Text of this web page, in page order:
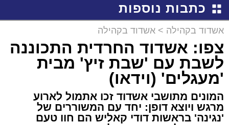
כתבות נוספות
אשדוד בקהילה > אשדוד בקהילה
צפו: אשדוד החרדית התכוננה
לשבת עם 'שבת זיץ' מבית
'מעגלים' (וידאו)
המונים מתושבי אשדוד זכו אתמול לארוע
מרגש ויוצא דופן: יחד עם המשוררים של
'נגינה' בראשות דודי קאליש הם חוו טעם